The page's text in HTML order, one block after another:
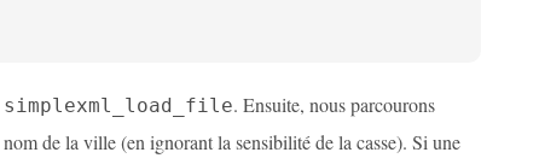
simplexml_load_file. Ensuite, nous parcourons
de la ville (en ignorant la sensibilité de la casse). Si une